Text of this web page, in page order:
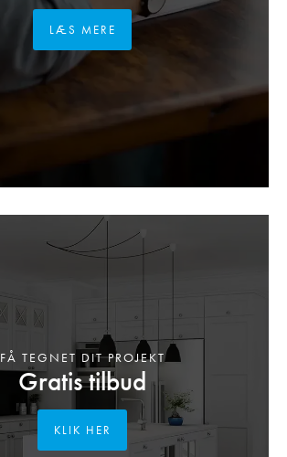
LÆS MERE
Gratis tilbud
FÅ TEGNET DIT PROJEKT
KLIK HER